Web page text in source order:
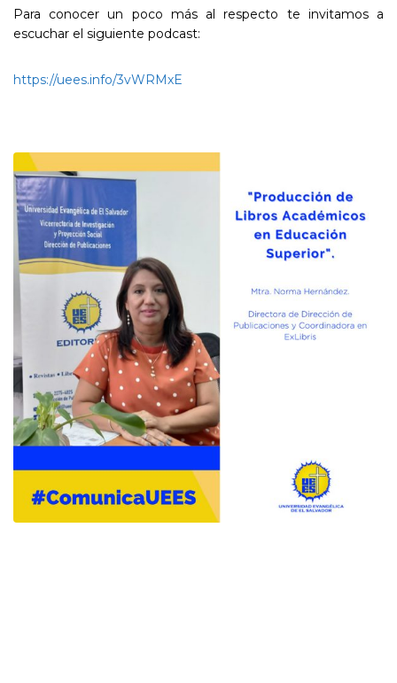
Para conocer un poco más al respecto te invitamos a
escuchar el siguiente podcast:
https://uees.info/3vWRMxE